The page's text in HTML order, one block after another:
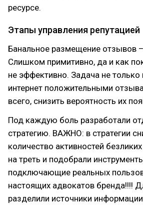
ресурсе.
Этапы управления репутацией
Банальное размещение отзывов
Слишком примитивно, да и как
не эффективно. Задача не только
интернет положительными
всего, снизить вероятность их
Под каждую боль разработали
стратегию. ВАЖНО: в стратегии
количество активностей
на треть и подобрали
подключающие реальных
настоящих адвокатов бренда!!!!
разделили источники